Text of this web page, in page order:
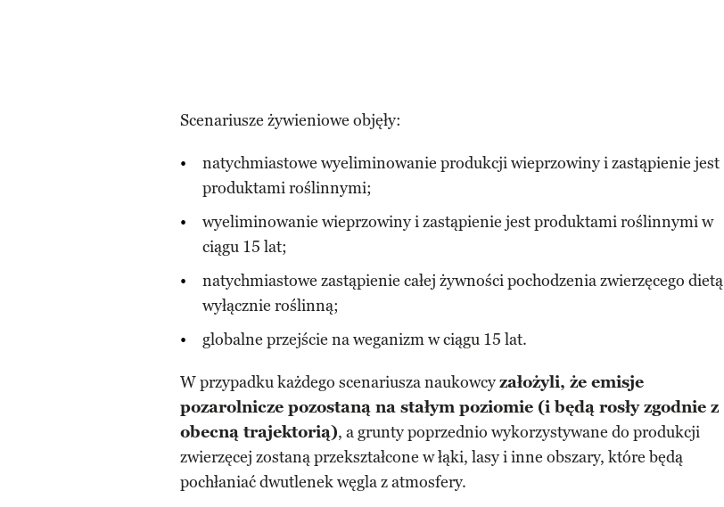
Scenariusze żywieniowe objęły:
natychmiastowe wyeliminowanie produkcji wieprzowiny i zastąpienie jest
produktami roślinnymi;
wyeliminowanie wieprzowiny i zastąpienie jest produktami roślinnymi w
ciągu 15 lat;
natychmiastowe zastąpienie całej żywności pochodzenia zwierzęcego dietą
wyłącznie roślinną;
globalne przejście na weganizm w ciągu 15 lat.
W przypadku każdego scenariusza naukowcyzałożyli, że emisje
pozarolnicze pozostaną na stałym poziomie (i będą rosły zgodnie z
obecną trajektorią), a grunty poprzednio wykorzystywane do produkcji
zwierzęcej zostaną przekształcone w łąki, lasy i inne obszary, które będą
pochłaniać dwutlenek węgla z atmosfery.